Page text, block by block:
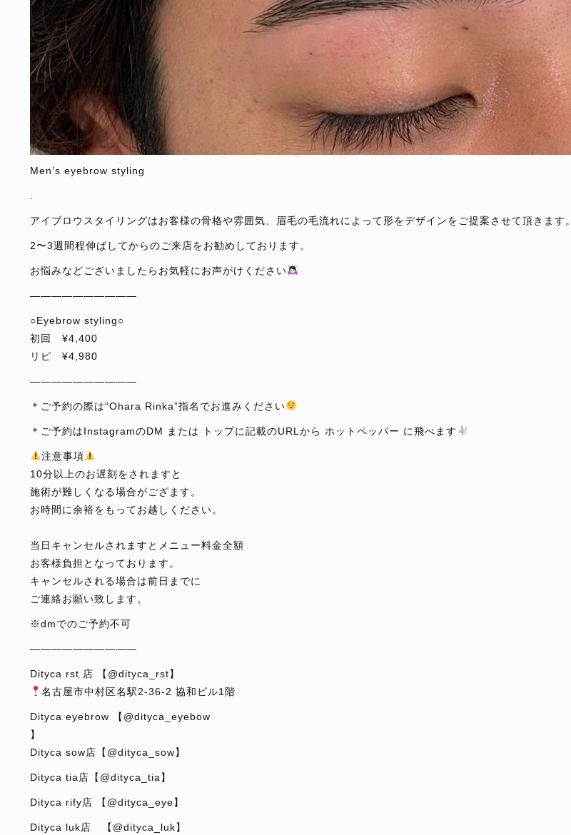
Men’s eyebrow styling
アイブロウスタイリングはお客様の骨格や雰囲気、眉毛の毛流れによって形をデザインをご提案させて頂きます。
2〜3週間程伸ばしてからのご来店をお勧めしております。
お悩みなどございましたらお気軽にお声がけください
——————————
○Eyebrow styling○
初回 ¥4,400
リピ ¥4,980
——————————
＊ご予約の際は“Ohara Rinka”指名でお進みください
＊ご予約はInstagramのDM または トップに記載のURLから ホットペッパー に飛べます
注意事項
10分以上のお遅刻をされますと
施術が難しくなる場合がござます。
お時間に余裕をもってお越しください。
当日キャンセルされますとメニュー料金全額
お客様負担となっております。
キャンセルされる場合は前日までに
ご連絡お願い致します。
※dmでのご予約不可
——————————
Dityca rst 店 【@dityca_rst】
名古屋市中村区名駅2-36-2 協和ビル1階
Dityca eyebrow 【@dityca_eyebow
】
Dityca sow店【@dityca_sow】
Dityca tia店【@dityca_tia】
Dityca rify店 【@dityca_eye】
Dityca luk店 【@dityca_luk】